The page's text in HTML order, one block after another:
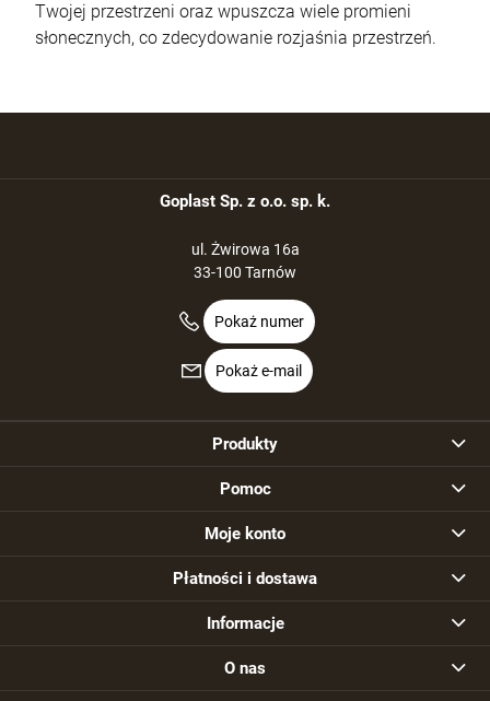
Twojej przestrzeni oraz wpuszcza wiele promieni
słonecznych, co zdecydowanie rozjaśnia przestrzeń.
Goplast Sp. z o.o. sp. k.
ul. Żwirowa 16a
33-100 Tarnów
Pokaż numer
Pokaż e-mail
Produkty
Pomoc
Moje konto
Płatności i dostawa
Informacje
O nas